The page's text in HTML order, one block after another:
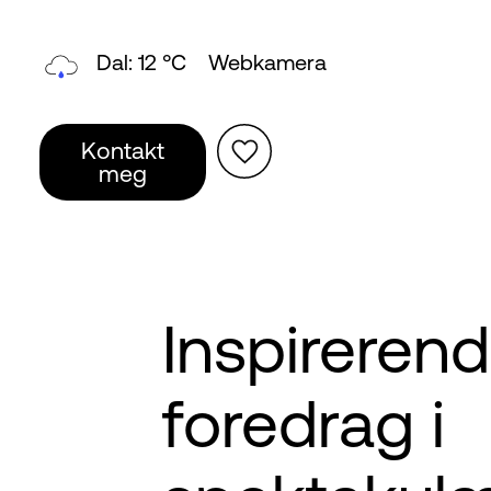
Topp: 7 °C Webkamera
Kontakt
meg
foredrag i